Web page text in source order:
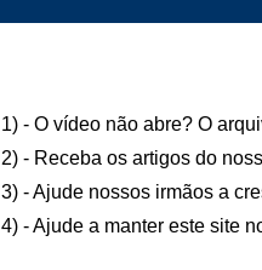
1) - O vídeo não abre? O
2) - Receba os artigos do
3) - Ajude nossos irmãos a
4) - Ajude a manter este site